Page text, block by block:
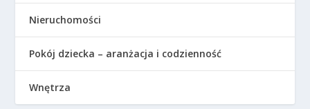
Nieruchomości
Pokój dziecka – aranżacja i codzienność
Wnętrza